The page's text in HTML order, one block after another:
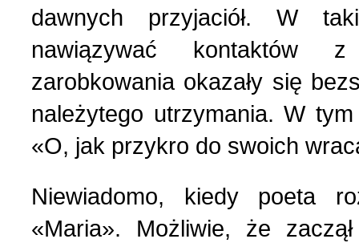
dawnych przyjaciół. W
nawiązywać kontaktów
zarobkowania okazały się
należytego utrzymania. W
«O, jak przykro do swoich
Niewiadomo, kiedy poeta
«Maria». Możliwie, że